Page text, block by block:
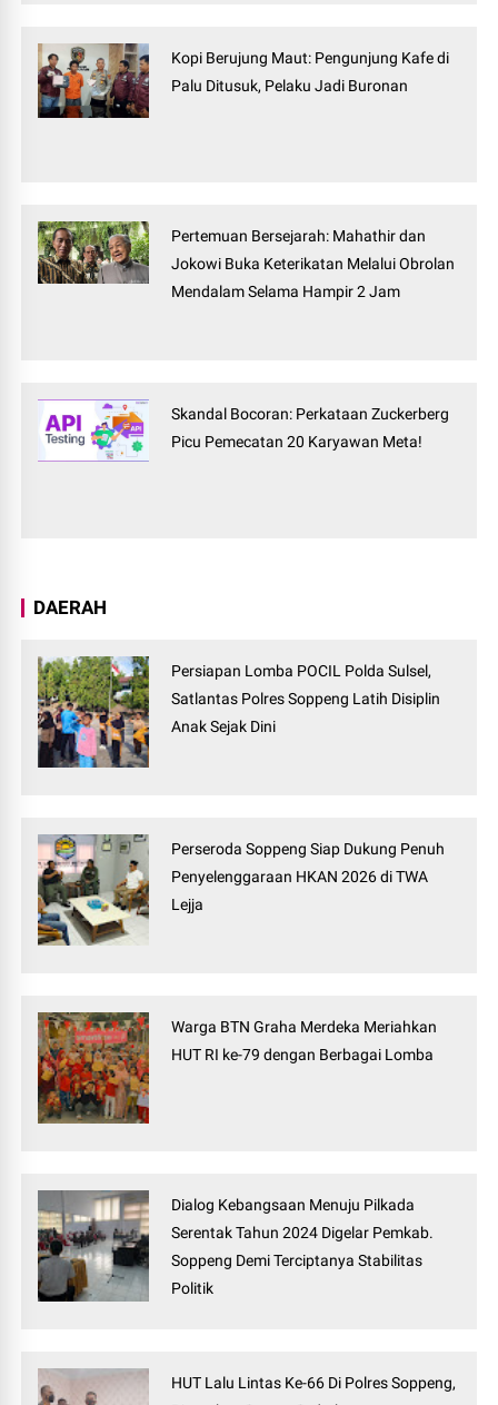
Kopi Berujung Maut: Pengunjung Kafe di
Palu Ditusuk, Pelaku Jadi Buronan
Pertemuan Bersejarah: Mahathir dan
Jokowi Buka Keterikatan Melalui Obrolan
Mendalam Selama Hampir 2 Jam
Skandal Bocoran: Perkataan Zuckerberg
Picu Pemecatan 20 Karyawan Meta!
DAERAH
Persiapan Lomba POCIL Polda Sulsel,
Satlantas Polres Soppeng Latih Disiplin
Anak Sejak Dini
Perseroda Soppeng Siap Dukung Penuh
Penyelenggaraan HKAN 2026 di TWA
Lejja
Warga BTN Graha Merdeka Meriahkan
HUT RI ke-79 dengan Berbagai Lomba
Dialog Kebangsaan Menuju Pilkada
Serentak Tahun 2024 Digelar Pemkab.
Soppeng Demi Terciptanya Stabilitas
Politik
HUT Lalu Lintas Ke-66 Di Polres Soppeng,